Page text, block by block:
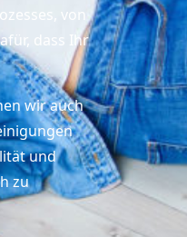
von
dass Ihr
wir auch
und
zu